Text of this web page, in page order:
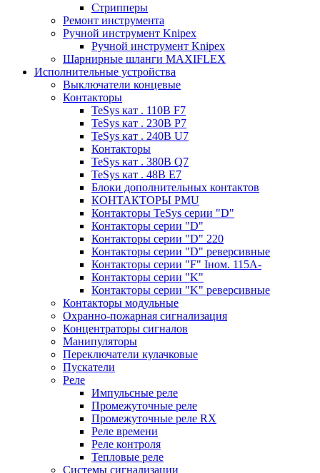
Стрипперы
Ремонт инструмента
Ручной инструмент Knipex
Ручной инструмент Knipex
Шарнирные шланги MAXIFLEX
Исполнительные устройства
Выключатели концевые
Контакторы
TeSys кат . 110В F7
TeSys кат . 230В P7
TeSys кат . 240В U7
Контакторы
TeSys кат . 380В Q7
TeSys кат . 48В E7
Блоки дополнительных контактов
КОНТАКТОРЫ PMU
Контакторы TeSys серии "D"
Контакторы серии "D"
Контакторы серии "D" 220
Контакторы серии "D" реверсивные
Контакторы серии "F" Iном. 115А-
Контакторы серии "K"
Контакторы серии "K" реверсивные
Контакторы модульные
Охранно-пожарная сигнализация
Концентраторы сигналов
Манипуляторы
Переключатели кулачковые
Пускатели
Реле
Импульсные реле
Промежуточные реле
Промежуточные реле RX
Реле времени
Реле контроля
Тепловые реле
Системы сигнализации